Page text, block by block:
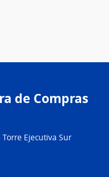
de Compras
Torre Ejecutiva Sur